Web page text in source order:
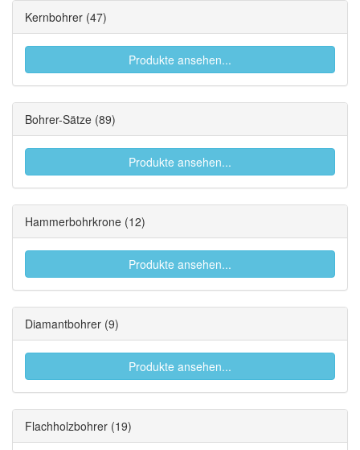
Kernbohrer (47)
Produkte ansehen...
Bohrer-Sätze (89)
Produkte ansehen...
Hammerbohrkrone (12)
Produkte ansehen...
Diamantbohrer (9)
Produkte ansehen...
Flachholzbohrer (19)